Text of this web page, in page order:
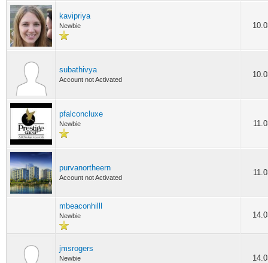
kavipriya
Newbie
subathivya
Account not Activated
pfalconcluxe
Newbie
purvanortheern
Account not Activated
mbeaconhilll
Newbie
jmsrogers
Newbie